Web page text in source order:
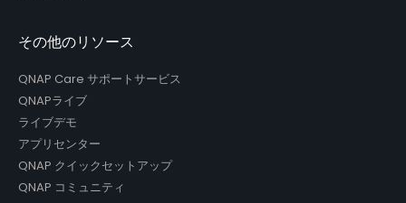
その他のリソース
QNAP Care サポートサービス
QNAPライブ
ライブデモ
アプリセンター
QNAP クイックセットアップ
QNAP コミュニティ